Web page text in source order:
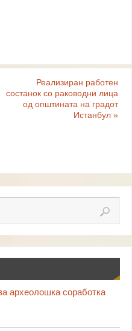
Реализиран работен
состанок со раководни лица
од општината на градот
Истанбул»
археолошка соработка